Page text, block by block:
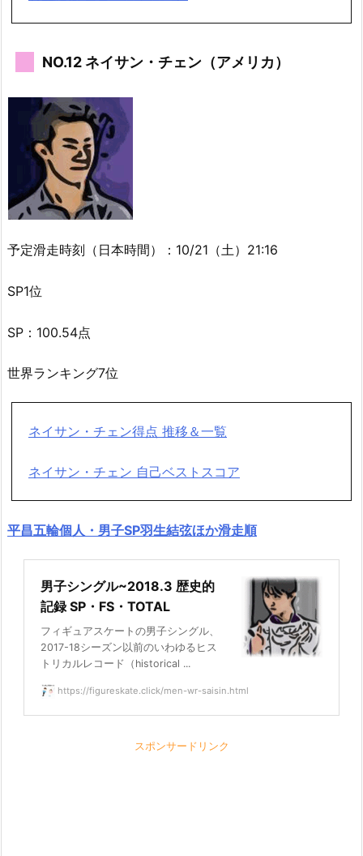
NO.12 ネイサン・チェン（アメリカ）
予定滑走時刻（日本時間）：10/21（土）21:16
SP1位
SP：100.54点
世界ランキング7位
ネイサン・チェン得点 推移＆一覧
ネイサン・チェン 自己ベストスコア
平昌五輪個人・男子SP羽生結弦ほか滑走順
男子シングル~2018.3 歴史的
記録 SP・FS・TOTAL
フィギュアスケートの男子シングル、
2017-18シーズン以前のいわゆるヒス
トリカルレコード（historical ...
https://figureskate.click/men-wr-saisin.html
スポンサードリンク